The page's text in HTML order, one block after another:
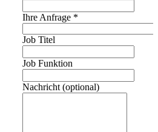
Ihre Anfrage *
Job Titel
Job Funktion
Nachricht (optional)